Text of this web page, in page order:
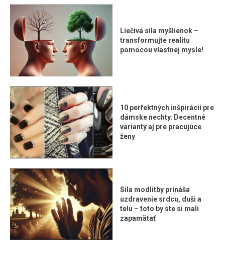
Liečivá sila myšlienok –
transformujte realitu
pomocou vlastnej mysle!
10 perfektných inšpirácií pre
dámske nechty. Decentné
varianty aj pre pracujúce
ženy
Sila modlitby prináša
uzdravenie srdcu, duši a
telu – toto by ste si mali
zapamätať